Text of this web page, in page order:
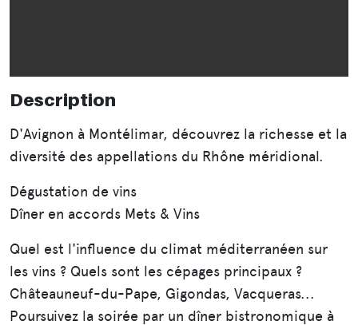
Description
D'Avignon à Montélimar, découvrez la richesse et la
diversité des appellations du Rhône méridional.
Dégustation de vins
Dîner en accords Mets & Vins
Quel est l'influence du climat méditerranéen sur
les vins ? Quels sont les cépages principaux ?
Châteauneuf-du-Pape, Gigondas, Vacqueras...
Poursuivez la soirée par un dîner bistronomique à